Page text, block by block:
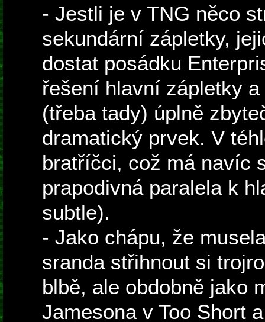
- Jestli je v TNG něco
sekundární zápletky,
dostat posádku
řešení hlavní zápletky
(třeba tady) úplně
dramatický prvek. V
bratříčci, což má navíc
prapodivná paralela k
subtle).
- Jako chápu, že
sranda střihnout si
blbě, ale obdobně jako
Jamesona v Too Short